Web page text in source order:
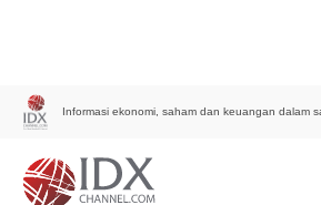
Informasi ekonomi, saham dan keuangan dalam